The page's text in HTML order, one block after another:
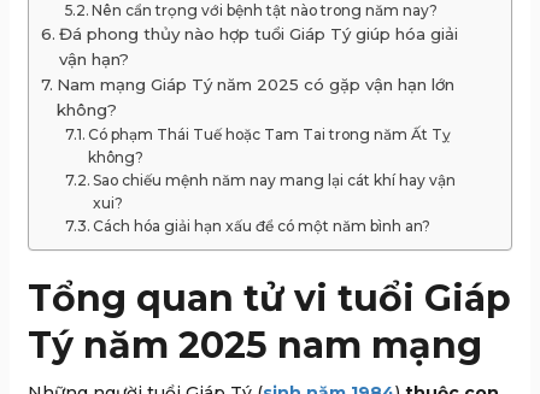
Nên cẩn trọng với bệnh tật nào trong năm nay?
Đá phong thủy nào hợp tuổi Giáp Tý giúp hóa giải
vận hạn?
Nam mạng Giáp Tý năm 2025 có gặp vận hạn lớn
không?
Có phạm Thái Tuế hoặc Tam Tai trong năm Ất Tỵ
không?
Sao chiếu mệnh năm nay mang lại cát khí hay vận
xui?
Cách hóa giải hạn xấu để có một năm bình an?
Tổng quan tử vi tuổi Giáp
Tý năm 2025 nam mạng